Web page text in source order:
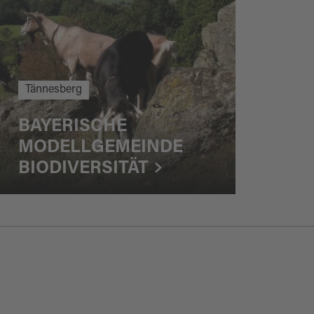
Tännesberg
BAYERISCHE
MODELLGEMEINDE
BIODIVERSITÄT